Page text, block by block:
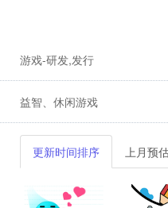
游戏-研发,发行
益智、休闲游戏
更新时间排序 上月预